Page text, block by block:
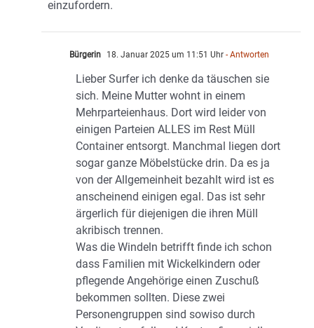
einzufordern.
Bürgerin 18. Januar 2025 um 11:51 Uhr - Antworten
Lieber Surfer ich denke da täuschen sie
sich. Meine Mutter wohnt in einem
Mehrparteienhaus. Dort wird leider von
einigen Parteien ALLES im Rest Müll
Container entsorgt. Manchmal liegen dort
sogar ganze Möbelstücke drin. Da es ja
von der Allgemeinheit bezahlt wird ist es
anscheinend einigen egal. Das ist sehr
ärgerlich für diejenigen die ihren Müll
akribisch trennen.
Was die Windeln betrifft finde ich schon
dass Familien mit Wickelkindern oder
pflegende Angehörige einen Zuschuß
bekommen sollten. Diese zwei
Personengruppen sind sowiso durch